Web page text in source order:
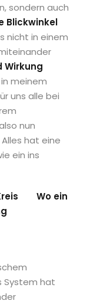
sondern auch
Blickwinkel
nicht in einem
Wirkung
meinem
uns alle bei
nun
hat eine
ein ins
Wo ein
System hat